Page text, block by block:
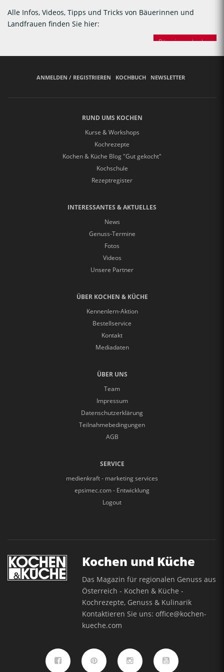
Alle Infos, Videos, Tipps und Tricks von Bäuerinnen und
Landfrauen finden Sie hier:
Bäuerinnen backen
ANMELDEN / REGISTRIEREN KOCHBUCH NEWSLETTER
RUND UMS KOCHEN
Kurse & Workshops
Kochrezepte
Kochen & Küche Blog "Gut gekocht"
Kochschule
Rezeptregister
INTERESSANTES & AKTUELLES
News
Genuss-Termine
Fotos
Videos
Unsere Partner
ÜBER KOCHEN & KÜCHE
Kennenlern-Aktion
Bestellservice
Kontakt
Mediadaten
ÜBER UNS
Team
Impressum
Datenschutzerklärung
Teilnahmebedingungen
AGB
SERVICE
medienkraft - marketing services
epsimec.com - Entwicklung
Logout
Kochen und Küche
Das Magazin für regionalen Genuss aus
Österreich - Kochen & Küche -
Kochrezepte, Genuss & Kulinarik
Kontaktieren Sie uns:office@kochen-
kueche.com